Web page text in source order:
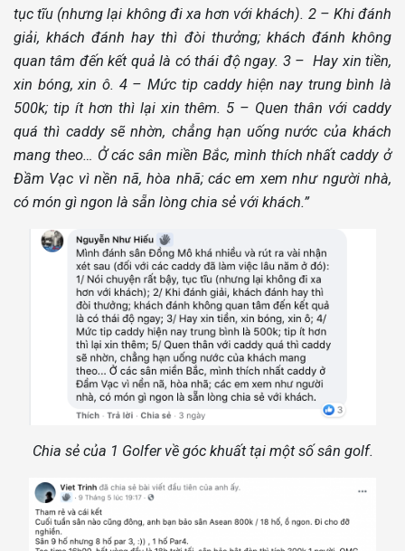
tục tĩu (nhưng lại không đi xa hơn với khách). 2 – Khi đánh
giải, khách đánh hay thì đòi thưởng; khách đánh không
quan tâm đến kết quả là có thái độ ngay. 3 – Hay xin tiền,
xin bóng, xin ô. 4 – Mức tip caddy hiện nay trung bình là
500k; tip ít hơn thì lại xin thêm. 5 – Quen thân với caddy
quá thì caddy sẽ nhờn, chẳng hạn uống nước của khách
mang theo… Ở các sân miền Bắc, mình thích nhất caddy ở
Đầm Vạc vì nền nã, hòa nhã; các em xem như người nhà,
có món gì ngon là sẵn lòng chia sẻ với khách.”
Chia sẻ của 1 Golfer về góc khuất tại một số sân golf.